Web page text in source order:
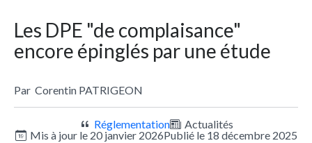
Les DPE "de complaisance"
encore épinglés par une étude
Par Corentin PATRIGEON
Réglementation
Actualités
Mis à jour le 20 janvier 2026Publié le 18 décembre 2025